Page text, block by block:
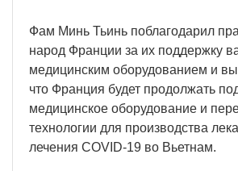
Фам Минь Тьинь поблагодарил
народ Франции за их поддержку
медицинским оборудованием и
что Франция будет продолжать
медицинское оборудование и
технологии для производства
лечения COVID-19 во Вьетнам.